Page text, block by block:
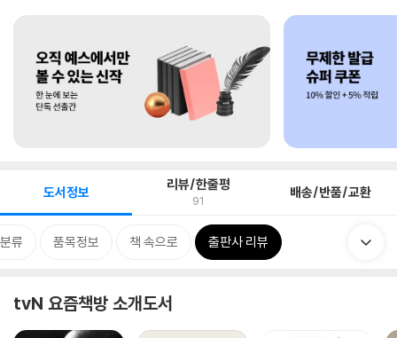
도서정보 리뷰/한줄평
91 배송/반품/교환
류 품목정보 책 속으로 출판사 리뷰
tvN 요즘책방 소개도서